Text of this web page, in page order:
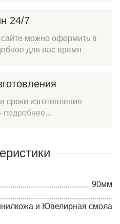
24/7
сайте можно оформить в
для вас время
сроки изготовления
подробнее...
90мм
и Ювелирная смола